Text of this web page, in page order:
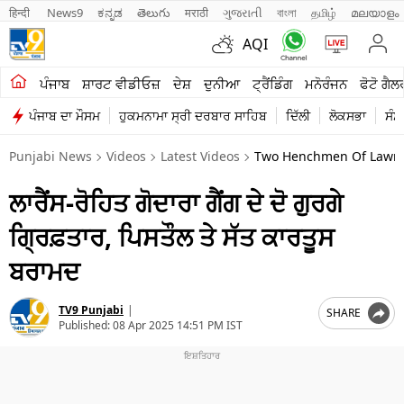
हिन्दी News9 ಕನ್ನಡ తెలుగు मराठी ગુજરાતી বাংলা தமிழ் മലയാളം
AQI
ਪੰਜਾਬ ਸ਼ਾਰਟ ਵੀਡੀਓਜ਼ ਦੇਸ਼ ਦੁਨੀਆ ਟ੍ਰੈਂਡਿੰਗ ਮਨੋਰੰਜਨ ਫੋਟੋ
ਪੰਜਾਬ ਦਾ ਮੌਸਮ ਹੁਕਮਨਾਮਾ ਸ੍ਰੀ ਦਰਬਾਰ ਸਾਹਿਬ ਦਿੱਲੀ ਲੋਕਸਭਾ
ਖੇਤੀਬਾੜੀ
ਸ਼ਾਰਟ ਵੀਡੀਓਜ਼
ਕਾਰੋਬਾਰ
ਕਰਿਅਰ
ਮਨੋਰੰਜਨ
ਦੇਸ਼
ਲਾਈਫ ਸਟਾਈਲ
Punjabi News Videos Latest Videos Two Henchmen Of
ਲਾਰੈਂਸ-ਰੋਹਿਤ ਗੋਦਾਰਾ ਗੈਂਗ ਦੇ ਦੋ ਗੁਰਗੇ
ਗ੍ਰਿਫ਼ਤਾਰ, ਪਿਸਤੌਲ ਤੇ ਸੱਤ ਕਾਰਤੂਸ
ਬਰਾਮਦ
TV9 Punjabi |
Published:08 Apr 2025 14:51 PM IST
SHARE